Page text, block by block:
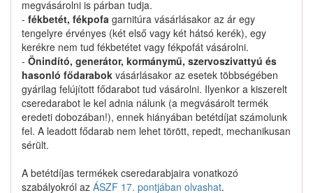
megvásárolni is párban tudja.
- fékbetét, fékpofa garnitúra vásárlásakor az ár egy
tengelyre érvényes (két első vagy két hátsó kerék), egy
kerékre nem tud fékbetétet vagy fékpofát vásárolni.
- Önindító, generátor, kormánymű, szervoszivattyú és
hasonló fődarabok vásárlásakor az esetek többségében
gyárilag felújított fődarabot tud vásárolni. Ilyenkor a kiszerelt
cseredarabot le kel adnia nálunk (a megvásárolt termék
eredeti dobozában!), ennek hiányában betétdíjat számolunk
fel. A leadott fődarab nem lehet törött, repedt, mechanikusan
sérült.
A betétdíjas termékek cseredarabjaira vonatkozó
szabályokról az ÁSZF 17. pontjában olvashat.
Kapcsolat
Hogyan keressek?
Segítség
Nyomtatványok